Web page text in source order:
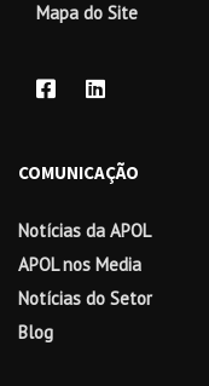
Mapa do Site
COMUNICAÇÃO
Notícias da APOL
APOL nos Media
Notícias do Setor
Blog